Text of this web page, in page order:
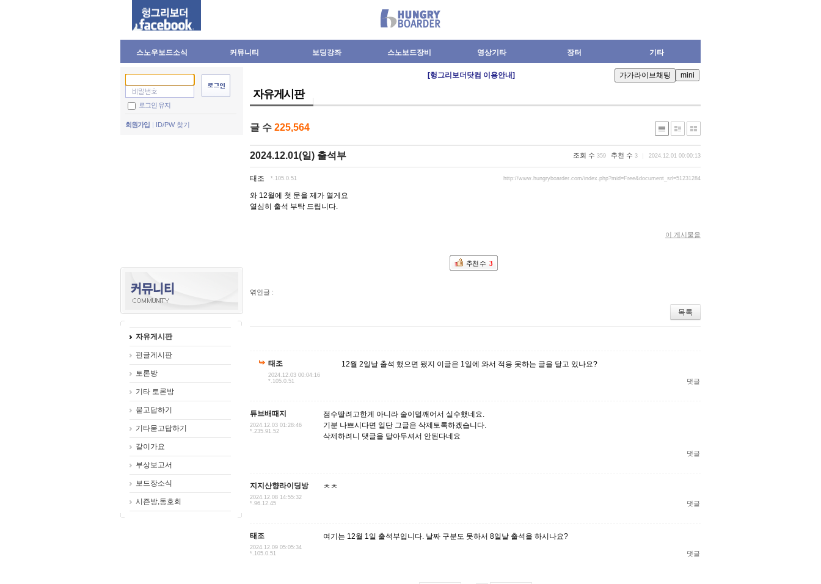
스노우보드소식 커뮤니티 보딩강좌 스노보드장비 영상기타 장터 기타
로그인 유지
회원가입 ID/PW 찾기
자유게시판
펀글게시판
토론방
기타 토론방
묻고답하기
기타묻고답하기
같이가요
부상보고서
보드장소식
시즌방,동호회
[헝그리보더닷컴 이용안내]
자유게시판
글 수 225,564
2024.12.01(일) 출석부 조회 수 359 추천 수 3 2024.12.01 00:00:13
태조 *.105.0.51 http://www.hungryboarder.com/index.php?mid=Free&document_srl=51231284
와 12월에 첫 문을 제가 열게요
열심히 출석 부탁 드립니다.
이 게시물을
추천 수 3
엮인글 :
목록
태조
2024.12.03 00:04:16
*.105.0.51
12월 2일날 출석 했으면 됐지 이글은 1일에 와서 적응 못하는 글을 달고 있나요?
댓글
튜브배때지
2024.12.03 01:28:46
*.235.91.52
점수딸려고한게 아니라 술이덜깨어서 실수했네요.
기분 나쁘시다면 일단 그글은 삭제토록하겠습니다.
삭제하려니 댓글을 달아두셔서 안된다네요
댓글
지지산향라이딩방
2024.12.08 14:55:32
*.96.12.45
ㅊㅊ
댓글
태조
2024.12.09 05:05:34
*.105.0.51
여기는 12월 1일 출석부입니다. 날짜 구분도 못하서 8일날 출석을 하시나요?
댓글